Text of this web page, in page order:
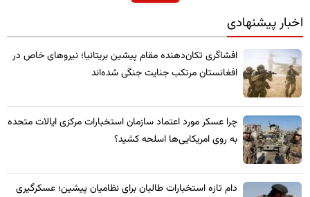
اخبار پیشنهادی
​افشاگری تکان‌دهنده مقام پیشین بریتانیا؛ نیروهای خاص در
افغانستان مرتکب جنایت جنگی شده‌اند
چرا عسکر مورد اعتماد سازمان استخبارات مرکزی ایالات متحده
به روی امریکایی‌ها اسلحه کشید؟
​دام تازه استخبارات طالبان برای نظامیان پیشین؛ عسکرگیری